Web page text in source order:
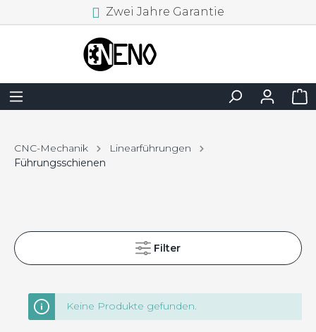
Zwei Jahre Garantie
CNC-Mechanik
Linearführungen
Führungsschienen
Filter
Keine Produkte gefunden.